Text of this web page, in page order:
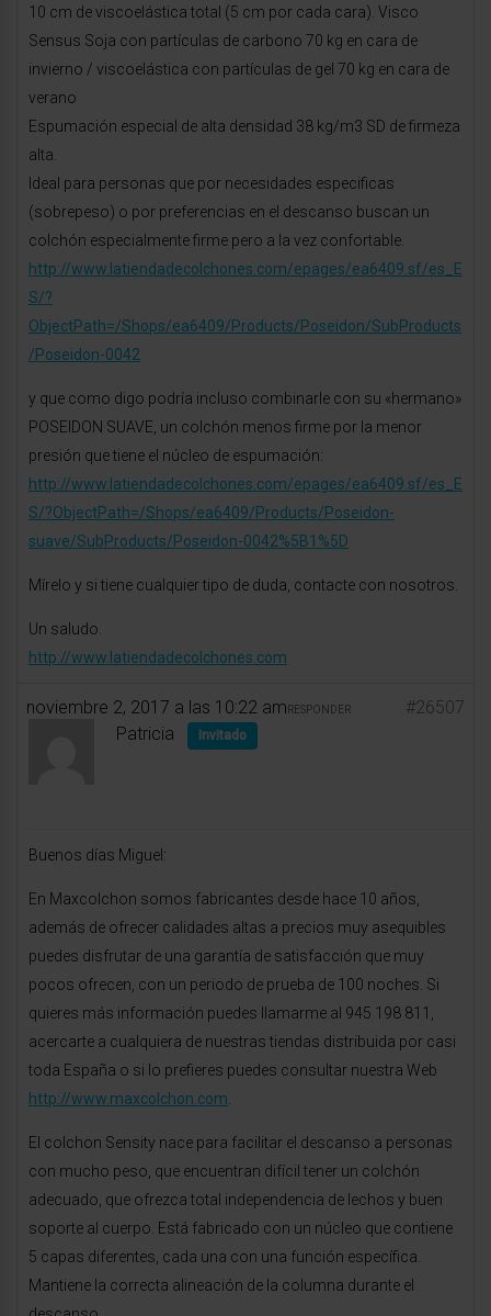
10 cm de viscoelástica total (5 cm por cada cara). Visco
Sensus Soja con partículas de carbono 70 kg en cara de
invierno / viscoelástica con partículas de gel 70 kg en cara de
verano
Espumación especial de alta densidad 38 kg/m3 SD de firmeza
alta.
Ideal para personas que por necesidades especificas
(sobrepeso) o por preferencias en el descanso buscan un
colchón especialmente firme pero a la vez confortable.
http://www.latiendadecolchones.com/epages/ea6409.sf/es_E
S/?
ObjectPath=/Shops/ea6409/Products/Poseidon/SubProducts
/Poseidon-0042
y que como digo podría incluso combinarle con su «hermano»
POSEIDON SUAVE, un colchón menos firme por la menor
presión que tiene el núcleo de espumación:
http://www.latiendadecolchones.com/epages/ea6409.sf/es_E
S/?ObjectPath=/Shops/ea6409/Products/Poseidon-
suave/SubProducts/Poseidon-0042%5B1%5D
Mírelo y si tiene cualquier tipo de duda, contacte con nosotros.
Un saludo.
http://www.latiendadecolchones.com
noviembre 2, 2017 a las 10:22 am #26507
RESPONDER
Patricia Invitado
Buenos días Miguel:
En Maxcolchon somos fabricantes desde hace 10 años,
además de ofrecer calidades altas a precios muy asequibles
puedes disfrutar de una garantía de satisfacción que muy
pocos ofrecen, con un periodo de prueba de 100 noches. Si
quieres más información puedes llamarme al 945 198 811,
acercarte a cualquiera de nuestras tiendas distribuida por casi
toda España o si lo prefieres puedes consultar nuestra Web
http://www.maxcolchon.com
El colchon Sensity nace para facilitar el descanso a personas
con mucho peso, que encuentran difícil tener un colchón
adecuado, que ofrezca total independencia de lechos y buen
soporte al cuerpo. Está fabricado con un núcleo que contiene
5 capas diferentes, cada una con una función específica.
Mantiene la correcta alineación de la columna durante el